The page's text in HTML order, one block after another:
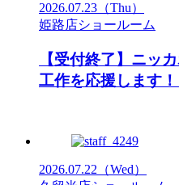
2026.07.23 （Thu）
姫路店ショールーム
【受付終了】ニッ
工作を応援します！
2026.07.22 （Wed）